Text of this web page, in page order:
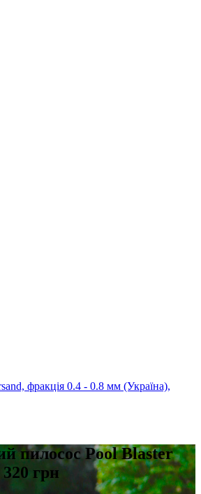
фракція 0.4 - 0.8 мм (Україна),
пилосос Pool Blaster
грн